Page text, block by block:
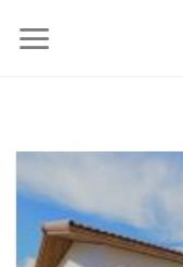
qua